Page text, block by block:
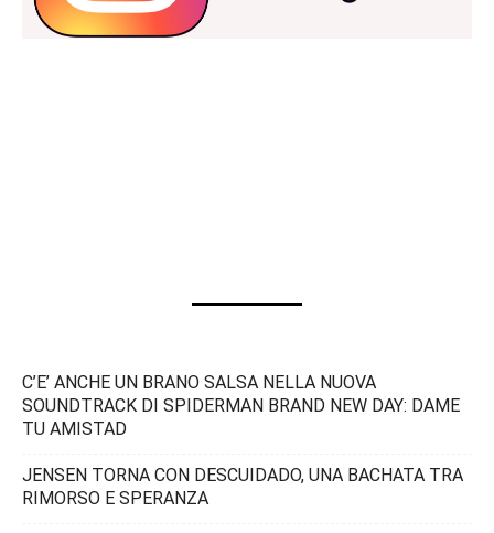
C’E’ ANCHE UN BRANO SALSA NELLA NUOVA
SOUNDTRACK DI SPIDERMAN BRAND NEW DAY: DAME
TU AMISTAD
JENSEN TORNA CON DESCUIDADO, UNA BACHATA TRA
RIMORSO E SPERANZA